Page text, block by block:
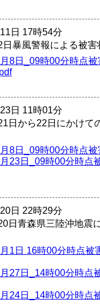
日 17時54分
日暴風警報による被害
8日_09時00分時点被
日 11時01分
日から22日にかけて
8日_09時00分時点
23日_09時00分時点
日 22時29分
日青森県三陸沖地震
1日 16時00分時点被
27日_14時00分時点
24日_14時00分時点